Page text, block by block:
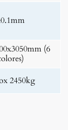
(6
2450kg